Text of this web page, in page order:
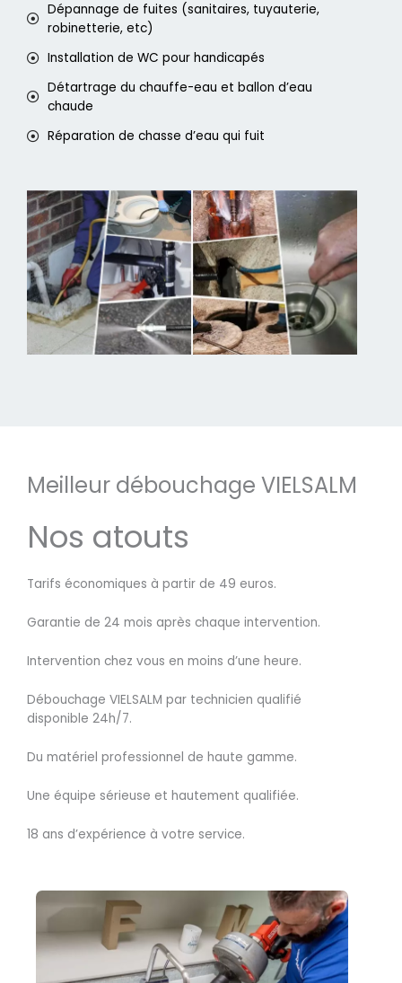
Dépannage de fuites (sanitaires, tuyauterie,
robinetterie, etc)
Installation de WC pour handicapés
Détartrage du chauffe-eau et ballon d’eau
chaude
Réparation de chasse d’eau qui fuit
Meilleur débouchage VIELSALM
Nos atouts
Tarifs économiques à partir de 49 euros.
Garantie de 24 mois après chaque intervention.
Intervention chez vous en moins d’une heure.
Débouchage VIELSALM par technicien qualifié
disponible 24h/7.
Du matériel professionnel de haute gamme.
Une équipe sérieuse et hautement qualifiée.
18 ans d’expérience à votre service.